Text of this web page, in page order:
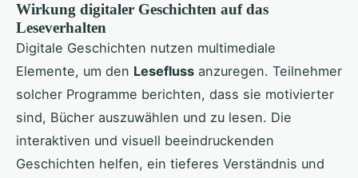
Wirkung digitaler Geschichten auf das
Leseverhalten
Digitale Geschichten nutzen multimediale
Elemente, um den Lesefluss anzuregen. Teilnehmer
solcher Programme berichten, dass sie motivierter
sind, Bücher auszuwählen und zu lesen. Die
interaktiven und visuell beeindruckenden
Geschichten helfen, ein tieferes Verständnis und